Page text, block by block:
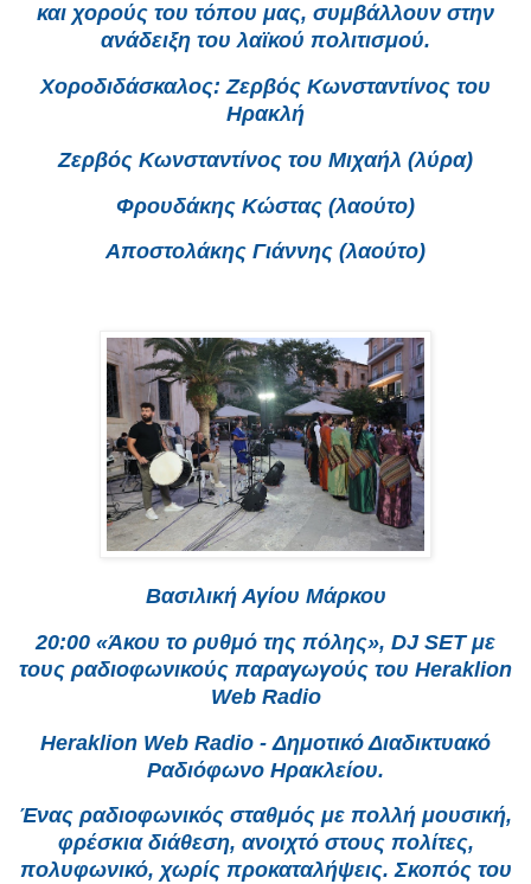
και χορούς του τόπου μας, συμβάλλουν στην
ανάδειξη του λαϊκού πολιτισμού.
Χοροδιδάσκαλος: Ζερβός Κωνσταντίνος του
Ηρακλή
Ζερβός Κωνσταντίνος του Μιχαήλ (λύρα)
Φρουδάκης Κώστας (λαούτο)
Αποστολάκης Γιάννης (λαούτο)
Βασιλική Αγίου Μάρκου
20:00 «Άκου το ρυθμό της πόλης», DJ SET με
τους ραδιοφωνικούς παραγωγούς του Heraklion
Web Radio
Heraklion Web Radio - Δημοτικό Διαδικτυακό
Ραδιόφωνο Ηρακλείου.
Ένας ραδιοφωνικός σταθμός με πολλή μουσική,
φρέσκια διάθεση, ανοιχτό στους πολίτες,
πολυφωνικό, χωρίς προκαταλήψεις. Σκοπός του